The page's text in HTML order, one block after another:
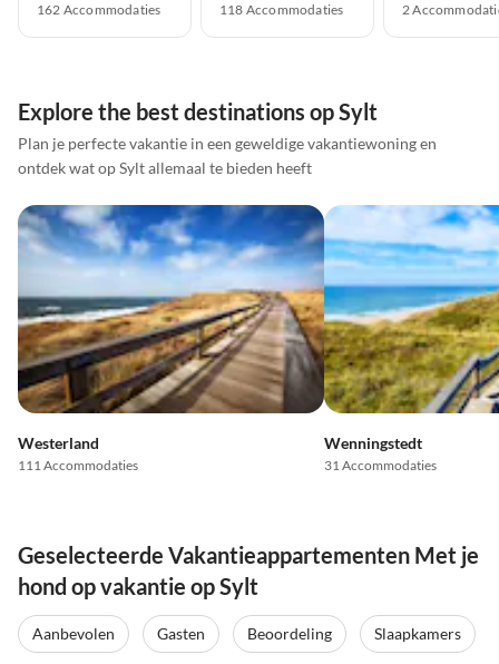
162 Accommodaties 118 Accommodaties 2
Explore the best destinations op Sylt
Plan je perfecte vakantie in een geweldige vakantiewoning en
ontdek wat op Sylt allemaal te bieden heeft
Westerland
111 Accommodaties
Wenningstedt
31 Accommodaties
Geselecteerde Vakantieappartementen Met je
hond op vakantie op Sylt
Aanbevolen Gasten Beoordeling Slaapkamers